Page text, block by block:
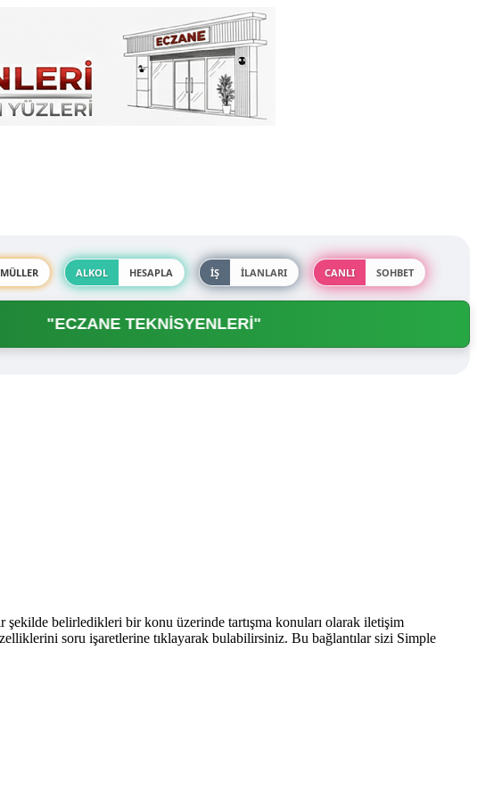
ALKOL HESAPLA İŞ İLANLARI CANLI SOHBET
"ECZANE TEKNİSYENLERİ"
şekilde belirledikleri bir konu üzerinde tartışma konuları olarak iletişim
soru işaretlerine tıklayarak bulabilirsiniz. Bu bağlantılar sizi Simple